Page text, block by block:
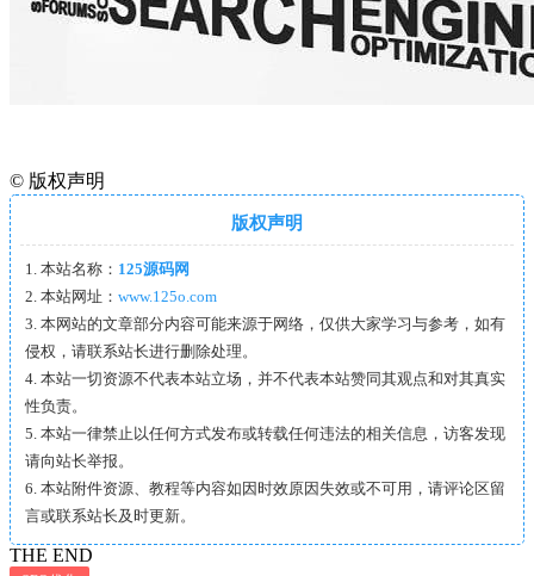
© 版权声明
版权声明
1. 本站名称： 125源码网
2. 本站网址： www.125o.com
3. 本网站的文章部分内容可能来源于网络，仅供大家学习与参考，如有
侵权，请联系站长进行删除处理。
4. 本站一切资源不代表本站立场，并不代表本站赞同其观点和对其真实
性负责。
5. 本站一律禁止以任何方式发布或转载任何违法的相关信息，访客发现
请向站长举报。
6. 本站附件资源、教程等内容如因时效原因失效或不可用，请评论区留
言或联系站长及时更新。
THE END